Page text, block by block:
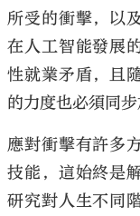
所受的衝擊，以
在人工智能發展
性就業矛盾，且
的力度也必須同步
應對衝擊有許多
技能，這始終是
研究對人生不同